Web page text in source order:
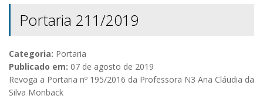
Portaria 211/2019
Categoria: Portaria
Publicado em: 07 de agosto de 2019
Revoga a Portaria nº 195/2016 da Professora N3 Ana Cláudia da
Silva Monback